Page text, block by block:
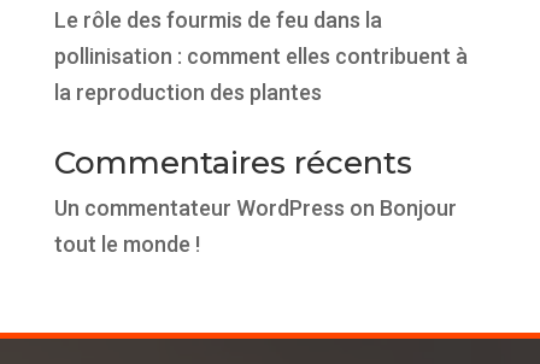
Le rôle des fourmis de feu dans la
pollinisation : comment elles contribuent à
la reproduction des plantes
Commentaires récents
Un commentateur WordPress on Bonjour
tout le monde !